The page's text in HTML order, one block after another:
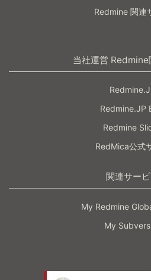
Redmine 関連
当社運営 Redmine
Redmine.JP
Redmine
RedMica公式
関連サー
My Redmine
My